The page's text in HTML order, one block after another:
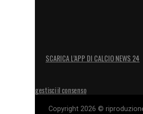
SCARICA L’APP DI CALCIO NEWS 24
gestisci il consenso
Copyright 2026 ©